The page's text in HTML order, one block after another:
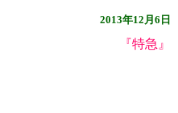
2013年12月6日
『特急』